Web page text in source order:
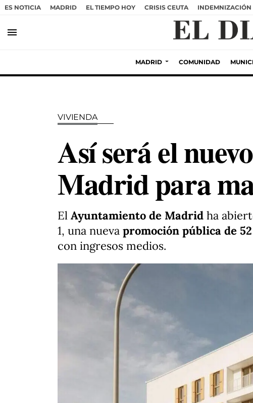
ES NOTICIA MADRID EL TIEMPO HOY CRISIS CEUTA
menu
MADRID COMUNIDAD
VIVIENDA
Así será el
Madrid para
El Ayuntamiento de Madrid ha
1, una nueva promoción pública de
con ingresos medios.